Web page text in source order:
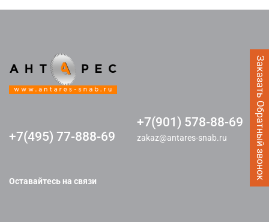
Заказать Обратный звонок
+7(495) 77-888-69
+7(901) 578-88-69
zakaz@antares-snab.ru
Оставайтесь на связи